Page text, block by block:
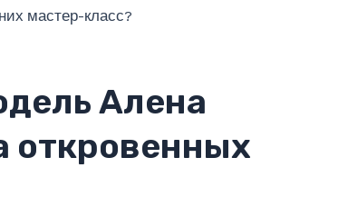
мастер-класс?
Алена
откровенных